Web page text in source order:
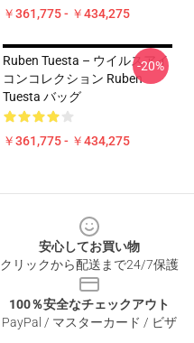
￥361,775 - ￥434,275
Ruben Tuesta – ウイルスアイ
コンコレクション Ruben
Tuesta バッグ
￥361,775 - ￥434,275
-20%
安心してお買い物
クリックから配送まで24/7保護
100％安全なチェックアウト
PayPal / マスターカード / ビザ